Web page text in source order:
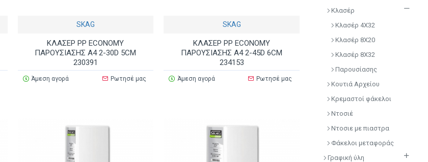
SKAG
ΚΛΑΣΕΡ PP ECONOMY
ΠΑΡΟΥΣΙΑΣΗΣ Α4 2-30D 5CΜ
230391
Άμεση αγορά Ρωτησέ μας
SKAG
ΚΛΑΣΕΡ PP ECONOMY
ΠΑΡΟΥΣΙΑΣΗΣ Α4 2-45D 6CM
234153
Άμεση αγορά Ρωτησέ μας
Κλασέρ
Κλασέρ 4Χ32
Κλασέρ 8Χ20
Κλασέρ 8Χ32
Παρουσίασης
Κουτιά Αρχείου
Κρεμαστοί φάκελοι
Ντοσιέ
Ντοσιε με πιαστρα
Φάκελοι μεταφοράς
Γραφική ύλη